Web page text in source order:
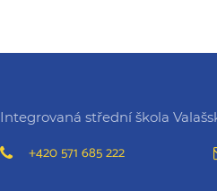
Integrovaná střední škola
+420 571 685 222